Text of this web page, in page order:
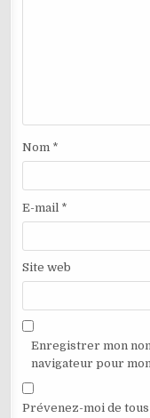
Nom *
E-mail *
Site web
Enregistrer mon
navigateur pour
Prévenez-moi de